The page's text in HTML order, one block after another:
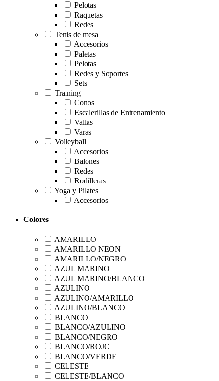
Pelotas
Raquetas
Redes
Tenis de mesa
Accesorios
Paletas
Pelotas
Redes y Soportes
Sets
Training
Conos
Escalerillas de Entrenamiento
Vallas
Varas
Volleyball
Accesorios
Balones
Redes
Rodilleras
Yoga y Pilates
Accesorios
Colores
AMARILLO
AMARILLO NEON
AMARILLO/NEGRO
AZUL MARINO
AZUL MARINO/BLANCO
AZULINO
AZULINO/AMARILLO
AZULINO/BLANCO
BLANCO
BLANCO/AZULINO
BLANCO/NEGRO
BLANCO/ROJO
BLANCO/VERDE
CELESTE
CELESTE/BLANCO